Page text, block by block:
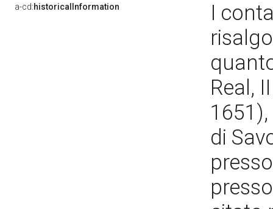
a-cd:historicalInformation
I
Real,
di